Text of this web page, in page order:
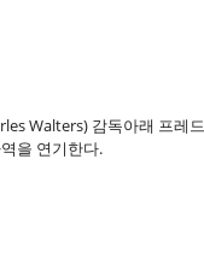
Walters) 감독아래 프
을 연기한다.